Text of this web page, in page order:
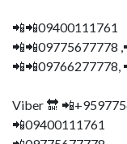
📲📲09400111761
📲📲09775677778
📲📲09766277778,
Viber 🔛
📲09400111761